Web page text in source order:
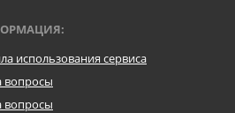
использования сервиса
вопросы
вопросы